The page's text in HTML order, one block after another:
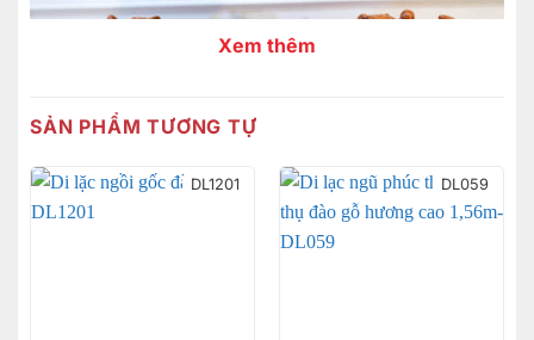
Xem thêm
SẢN PHẨM TƯƠNG TỰ
DL1201 DL059